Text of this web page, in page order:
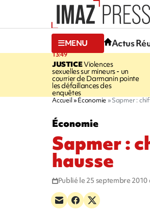
MENU Actus
13:49
JUSTICEViolences
sexuelles sur mineurs - un
courrier de Darmanin pointe
les défaillances des
enquêtes
Accueil Économie Sapmer :
Économie
Sapmer :
hausse
Publié le 25 septembre 2010